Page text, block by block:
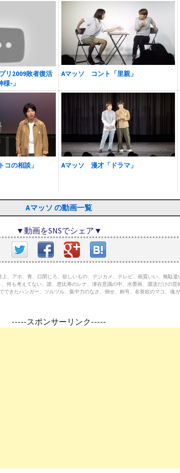
リ2009敗者復活
-」
Aマッソ コント「里親」
の相談」 Aマッソ 漫才「ドラマ」
Aマッソ の動画一覧
▼動画をSNSでシェア▼
上、アホ、青、口閉じろ、欲しいもの、デジカメ、テレビ、画質いい、無駄
何も考えてない、誰、恵比寿のレナ、潜在意識の中、水墨画、濃淡だけの
きたハンガー、ツルツル、集中力のなさ、倒せ、称号、名誉欲のマコ、魂ガ
-----スポンサーリンク-----